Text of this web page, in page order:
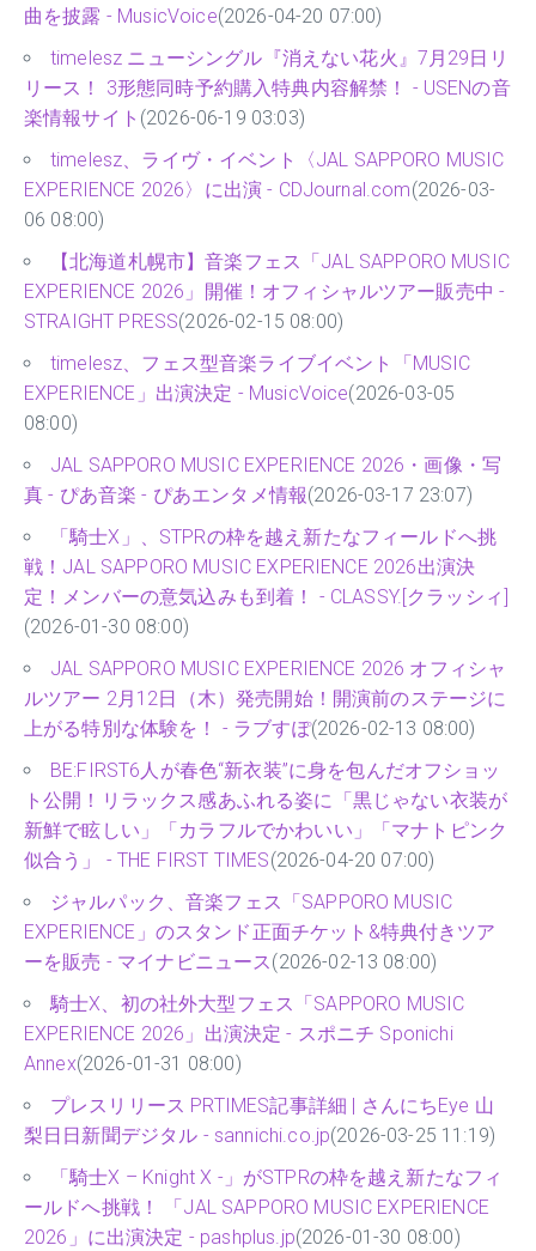
曲を披露 - MusicVoice(2026-04-20 07:00)
timelesz ニューシングル『消えない花火』7月29日リ
リース！ 3形態同時予約購入特典内容解禁！ - USENの音
楽情報サイト (2026-06-19 03:03)
timelesz、ライヴ・イベント〈JAL SAPPORO MUSIC
EXPERIENCE 2026〉に出演 - CDJournal.com(2026-03-
06 08:00)
【北海道札幌市】音楽フェス「JAL SAPPORO MUSIC
EXPERIENCE 2026」開催！オフィシャルツアー販売中 -
STRAIGHT PRESS(2026-02-15 08:00)
timelesz、フェス型音楽ライブイベント「MUSIC
EXPERIENCE」出演決定 - MusicVoice(2026-03-05
08:00)
JAL SAPPORO MUSIC EXPERIENCE 2026・画像・写
真 - ぴあ音楽 - ぴあエンタメ情報(2026-03-17 23:07)
「騎士X」、STPRの枠を越え新たなフィールドへ挑
戦！JAL SAPPORO MUSIC EXPERIENCE 2026出演決
定！メンバーの意気込みも到着！ - CLASSY.[クラッシィ]
(2026-01-30 08:00)
JAL SAPPORO MUSIC EXPERIENCE 2026 オフィシャ
ルツアー 2月12日（木）発売開始！開演前のステージに
上がる特別な体験を！ - ラブすぽ(2026-02-13 08:00)
BE:FIRST6人が春色“新衣装”に身を包んだオフショッ
ト公開！リラックス感あふれる姿に「黒じゃない衣装が
新鮮で眩しい」「カラフルでかわいい」「マナトピンク
似合う」 - THE FIRST TIMES(2026-04-20 07:00)
ジャルパック、音楽フェス「SAPPORO MUSIC
EXPERIENCE」のスタンド正面チケット&特典付きツア
ーを販売 - マイナビニュース(2026-02-13 08:00)
騎士X、初の社外大型フェス「SAPPORO MUSIC
EXPERIENCE 2026」出演決定 - スポニチ Sponichi
Annex(2026-01-31 08:00)
プレスリリース PRTIMES記事詳細 | さんにちEye 山
梨日日新聞デジタル - sannichi.co.jp(2026-03-25 11:19)
「騎士X – Knight X -」がSTPRの枠を越え新たなフィ
ールドへ挑戦！ 「JAL SAPPORO MUSIC EXPERIENCE
2026」に出演決定 - pashplus.jp(2026-01-30 08:00)